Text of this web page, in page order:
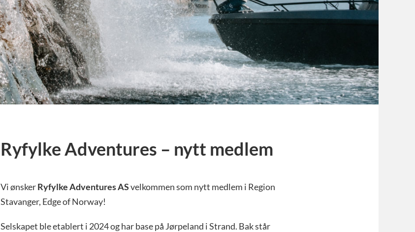
Ryfylke Adventures – nytt medlem
Vi ønskerRyfylke Adventures ASvelkommen som nytt medlem i Region
Stavanger, Edge of Norway!
Selskapet ble etablert i 2024 og har base på Jørpeland i Strand. Bak står